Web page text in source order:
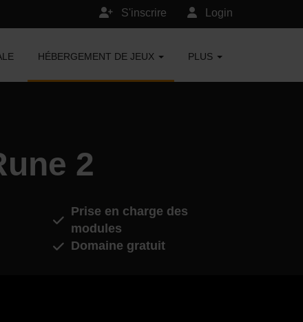
Login
S'inscrire
HÉBERGEMENT DE JEUX PLUS
2
Prise en charge des
modules
Domaine gratuit